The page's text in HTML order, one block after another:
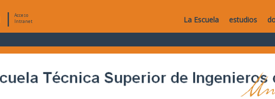
|
Acceso
Intranet
La Escuela estudios